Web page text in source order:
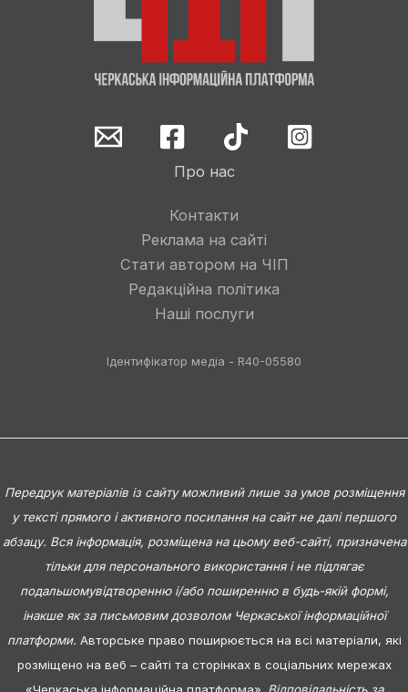
Про нас
Контакти
Реклама на сайті
Стати автором на ЧІП
Редакційна політика
Наші послуги
Ідентифікатор медіа - R40-05580
Передрук матеріалів із сайту можливий лише за умов розміщення
у тексті прямого і активного посилання на сайт не далі першого
абзацу. Вся інформація, розміщена на цьому веб-сайті, призначена
тільки для персонального використання і не підлягає
подальшомувідтворенню і/або поширенню в будь-якій формі,
інакше як за письмовим дозволом Черкаської інформаційної
платформи. Авторське право поширюється на всі матеріали, які
розміщено на веб – сайті та сторінках в соціальних мережах